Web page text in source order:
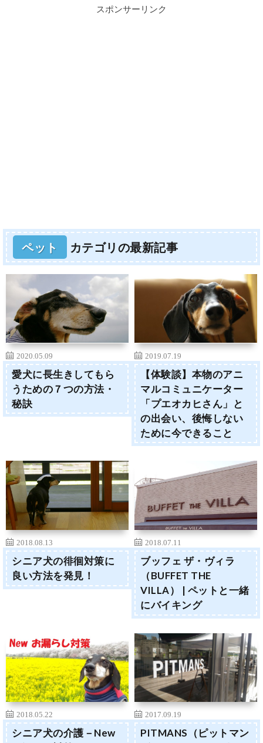
スポンサーリンク
ペット カテゴリの最新記事
2020.05.09
愛犬に長生きしてもら
うための７つの方法・
秘訣
2019.07.19
【体験談】本物のアニ
マルコミュニケーター
「プエオカヒさん」と
の出会い、後悔しない
ために今できること
2018.08.13
シニア犬の徘徊対策に
良い方法を発見！
2018.07.11
ブッフェ ザ・ヴィラ
（BUFFET THE
VILLA） | ペットと一緒
にバイキング
2018.05.22
シニア犬の介護－New
2017.09.19
PITMANS（ピットマン